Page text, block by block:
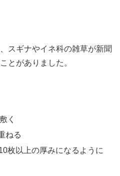
スギナやイネ科の雑草が新聞
とがありました。
く
ねる
枚以上の厚みになるように